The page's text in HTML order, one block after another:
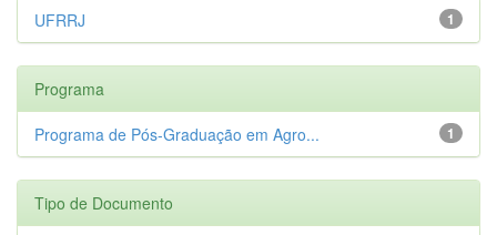
1
UFRRJ
Programa
1
Programa de Pós-Graduação em Agro...
Tipo de Documento